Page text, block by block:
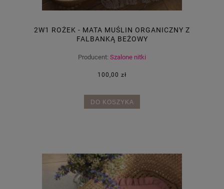
2W1 ROŻEK - MATA MUŚLIN ORGANICZNY Z
FALBANKĄ BEŻOWY
Producent: Szalone nitki
100,00 zł
DO KOSZYKA